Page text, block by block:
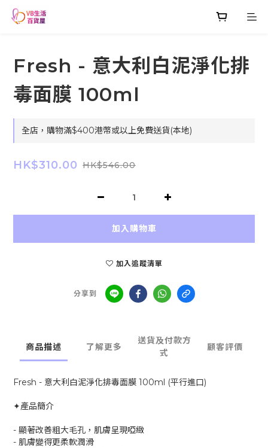
Fresh - 意大利白泥淨化排
毒面膜 100ml
全店，購物滿$400港幣或以上免費送貨(本地)
HK$310.00 HK$546.00
加入購物車
加入追蹤清單
分享到
商品描述 了解更多
送貨及付款方
式
顧客評價
Fresh - 意大利白泥淨化排毒面膜 100ml (平行進口)
✦產品簡介
- 顯著改善粗大毛孔，肌膚呈現啞緻
- 肌膚變得更柔軟潤滑